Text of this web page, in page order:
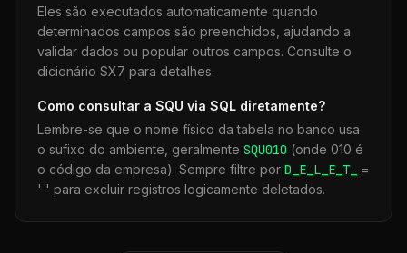
Eles são executados automaticamente quando
determinados campos são preenchidos, ajudando a
validar dados ou popular outros campos. Consulte o
dicionário SX7 para detalhes.
Como consultar a SQU via SQL diretamente?
Lembre-se que o nome físico da tabela no banco usa
o sufixo do ambiente, geralmente SQU010 (onde 010 é
o código da empresa). Sempre filtre por D_E_L_E_T_
=
' ' para excluir registros logicamente deletados.